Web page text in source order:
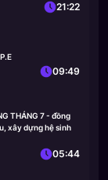
21:22
09:49
THÁNG 7 - đồng
xây dựng hệ sinh
05:44